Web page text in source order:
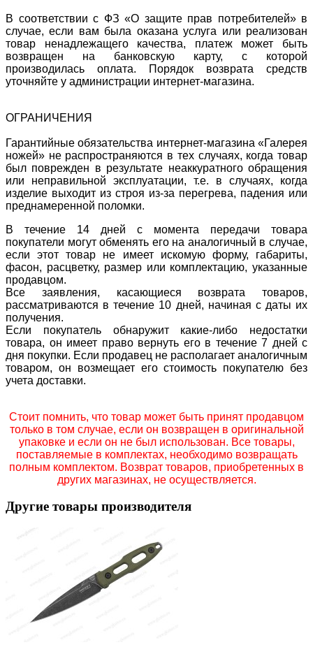
В соответствии с ФЗ «О защите прав потребителей» в
случае, если вам была оказана услуга или реализован
товар ненадлежащего качества, платеж может быть
возвращен на банковскую карту, с которой
производилась оплата. Порядок возврата средств
уточняйте у администрации интернет-магазина.
ОГРАНИЧЕНИЯ
Гарантийные обязательства интернет-магазина «Галерея
ножей» не распространяются в тех случаях, когда товар
был поврежден в результате неаккуратного обращения
или неправильной эксплуатации, т.е. в случаях, когда
изделие выходит из строя из-за перегрева, падения или
преднамеренной поломки.
В течение 14 дней с момента передачи товара
покупатели могут обменять его на аналогичный в случае,
если этот товар не имеет искомую форму, габариты,
фасон, расцветку, размер или комплектацию, указанные
продавцом.
Все заявления, касающиеся возврата товаров,
рассматриваются в течение 10 дней, начиная с даты их
получения.
Если покупатель обнаружит какие-либо недостатки
товара, он имеет право вернуть его в течение 7 дней с
дня покупки. Если продавец не располагает аналогичным
товаром, он возмещает его стоимость покупателю без
учета доставки.
Стоит помнить, что товар может быть принят продавцом
только в том случае, если он возвращен в оригинальной
упаковке и если он не был использован. Все товары,
поставляемые в комплектах, необходимо возвращать
полным комплектом. Возврат товаров, приобретенных в
других магазинах, не осуществляется.
Другие товары производителя